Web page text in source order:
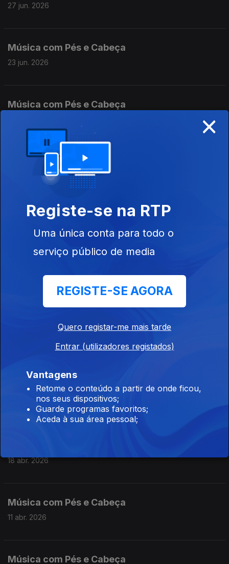
27 jun. 2026
Música com Pés e Cabeça
23 jun. 2026
Música com Pés e Cabeça
Música com Pés e Cabeça
06 jun. 2026
Música com Pés e Cabeça
23 mai. 2026
Música com Pés e Cabeça
Música com Pés e Cabeça
Música com Pés e Cabeça
02 mai. 2026
18 abr. 2026
Música com Pés e Cabeça
11 abr. 2026
Música com Pés e Cabeça
×
Registe-se na RTP
Uma única conta para todo o
serviço público de media
REGISTE-SE AGORA
Quero registar-me mais tarde
Entrar (utilizadores registados)
Vantagens
Retome o conteúdo a partir de onde ficou,
nos seus dispositivos;
Guarde programas favoritos;
Aceda à sua área pessoal;